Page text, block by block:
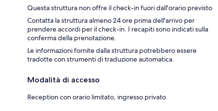
Questa struttura non offre il check-in fuori dall'orario previsto
Contatta la struttura almeno 24 ore prima dell'arrivo per
prendere accordi per il check-in. I recapiti sono indicati sulla
conferma della prenotazione.
Le informazioni fornite dalla struttura potrebbero essere
tradotte con strumenti di traduzione automatica.
Modalità di accesso
Reception con orario limitato, ingresso privato